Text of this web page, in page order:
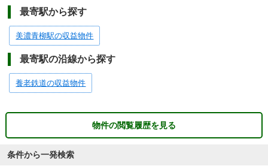
最寄駅から探す
美濃青柳駅の収益物件
最寄駅の沿線から探す
養老鉄道の収益物件
物件の閲覧履歴を見る
条件から一発検索